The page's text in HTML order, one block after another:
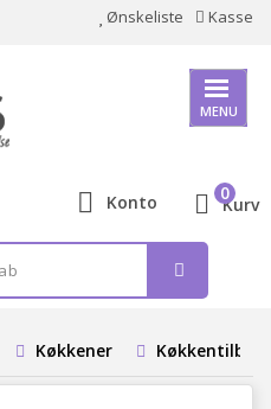
Ønskeliste Kasse
MENU
Konto Kurv
0
Køkkener